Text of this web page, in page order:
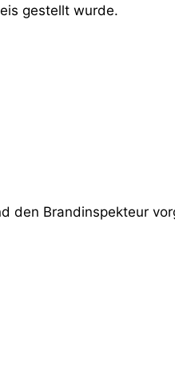
gestellt wurde.
den Brandinspekteur